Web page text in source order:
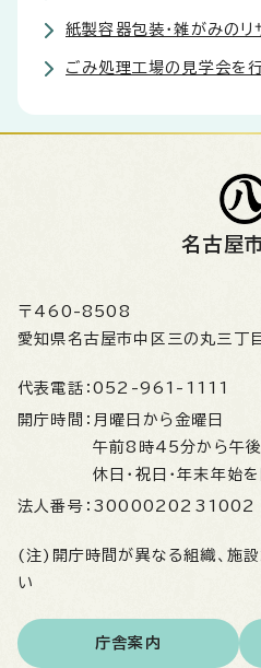
紙製容器包装・雑がみのリ
ごみ処理工場の見学会を
名古屋
〒460-8508
愛知県名古屋市中区三の丸三丁
代表電話： 052-961-1111
開庁時間： 月曜日から金曜日
午前8時45分から午
休日・祝日・年末年始を
法人番号： 3000020231002
(注)開庁時間が異なる組織、施
い
庁舎案内